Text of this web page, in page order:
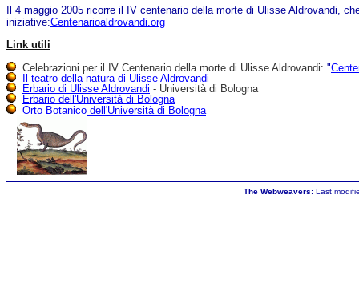
Il 4 maggio 2005 ricorre il IV centenario della morte di Ulisse Aldrovandi,
iniziative:Centenarioaldrovandi.org
Link utili
Celebrazioni per il IV Centenario della morte di Ulisse Aldrovandi: "
Il teatro della natura di Ulisse Aldrovandi
Erbario di Ulisse Aldrovandi - Università di Bologna
Erbario dell'Università di Bologna
Orto Botanico dell'Università di Bologna
The Webweavers:Last